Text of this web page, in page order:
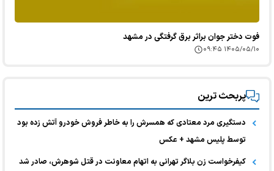
فوت دختر جوان براثر برق گرفتگی در مشهد
۱۴۰۵/۰۵/۱۰ ۰۹:۴۵
پربحث ترین
دستگیری مرد معتادی که همسرش را به خاطر فروش خودرو آتش زده بود
توسط پلیس مشهد + عکس
کیفرخواست زن بلاگر تهرانی به اتهام معاونت در قتل شوهرش، صادر شد